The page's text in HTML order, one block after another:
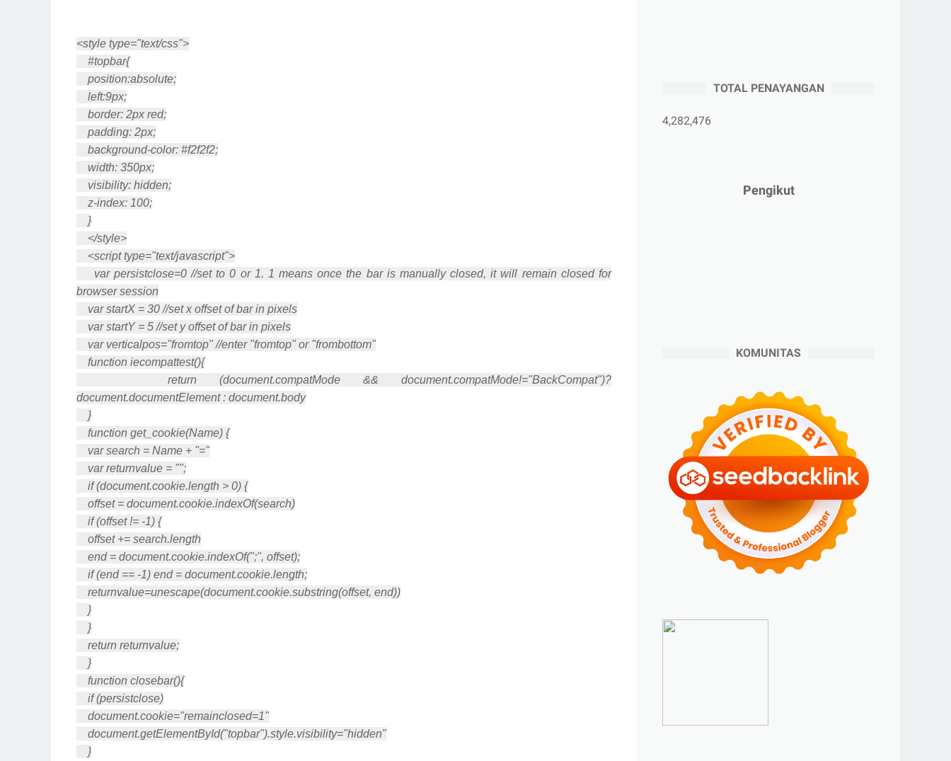
<style type="text/css">
#topbar{
position:absolute;
left:9px;
border: 2px red;
padding: 2px;
background-color: #f2f2f2;
width: 350px;
visibility: hidden;
z-index: 100;
}
</style>
<script type="text/javascript">
var persistclose=0 //set to 0 or 1. 1 means once the bar is manually closed, it will remain closed for
browser session
var startX = 30 //set x offset of bar in pixels
var startY = 5 //set y offset of bar in pixels
var verticalpos="fromtop" //enter "fromtop" or "frombottom"
function iecompattest(){
return (document.compatMode && document.compatMode!="BackCompat")?
document.documentElement : document.body
}
function get_cookie(Name) {
var search = Name + "="
var returnvalue = "";
if (document.cookie.length > 0) {
offset = document.cookie.indexOf(search)
if (offset != -1) {
offset += search.length
end = document.cookie.indexOf(";", offset);
if (end == -1) end = document.cookie.length;
returnvalue=unescape(document.cookie.substring(offset, end))
}
}
return returnvalue;
}
function closebar(){
if (persistclose)
document.cookie="remainclosed=1"
document.getElementById("topbar").style.visibility="hidden"
}
April 2025 (5)
►Maret 2025
(2)
Maret 2024(2)
►
Februari 2024(6)
►Januari 2024(2)
►2023(70)
►Desember 2023(5)
►November 2023
(6)
►Oktober 2023(6)
September 2023(4)
TOTAL PENAYANGAN
4,282,476
Pengikut
KOMUNITAS